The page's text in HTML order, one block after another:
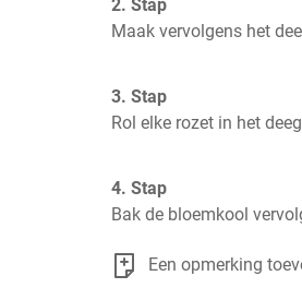
2. Stap
Maak vervolgens het
3. Stap
Rol elke rozet in het
4. Stap
Bak de bloemkool
Een opmerking